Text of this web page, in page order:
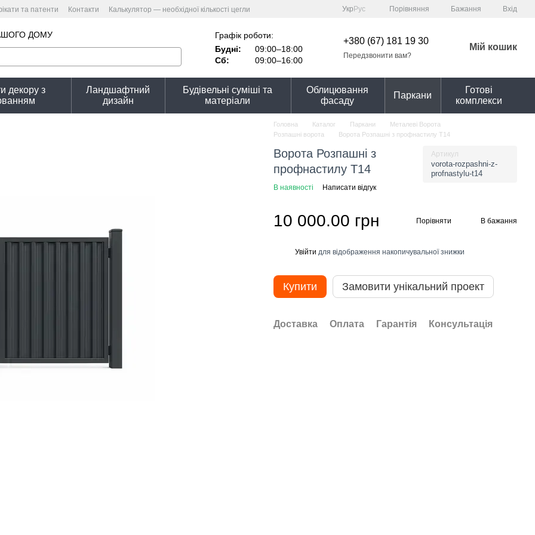
та патенти Контакти
Калькулятор — необхідної кількості цегли
Укр Рус Порівняння Бажання Вхід
ДОМУ
Графік роботи:
Будні:
09:00–18:00
Сб:
09:00–16:00
+380 (67) 181 19 30
Передзвонити вам?
Мій кошик
декору з
Ландшафтний
дизайн
Будівельні суміші та
матеріали
Облицювання
фасаду
Паркани
Готові
комплекси
Головна Каталог Паркани
Металеві Ворота
Розпашні ворота
Ворота Розпашні з профнастилу Т14
Ворота Розпашні з
профнастилу Т14
Артикул
vorota-rozpashni-z-
profnastylu-t14
В наявності Написати відгук
10 000.00 грн Порівняти В бажання
Увійти для відображення накопичувальної знижки
Купити Замовити унікальний проект
Доставка Оплата Гарантія Консультація